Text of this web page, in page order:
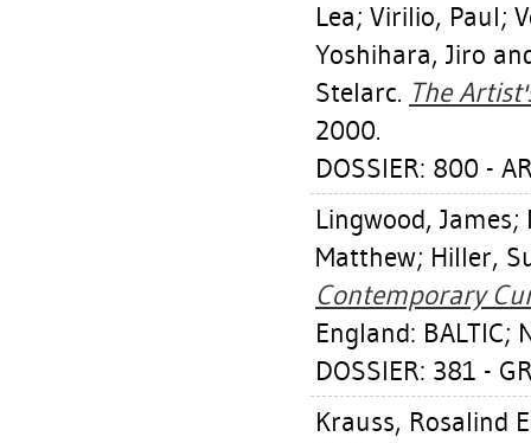
Lea; Virilio, Paul;
Yoshihara, Jiro
Stelarc. The
2000.
DOSSIER: 800 -
Lingwood, James;
Matthew; Hiller,
Contemporary
England: BALTIC;
DOSSIER: 381 -
Krauss, Rosalind